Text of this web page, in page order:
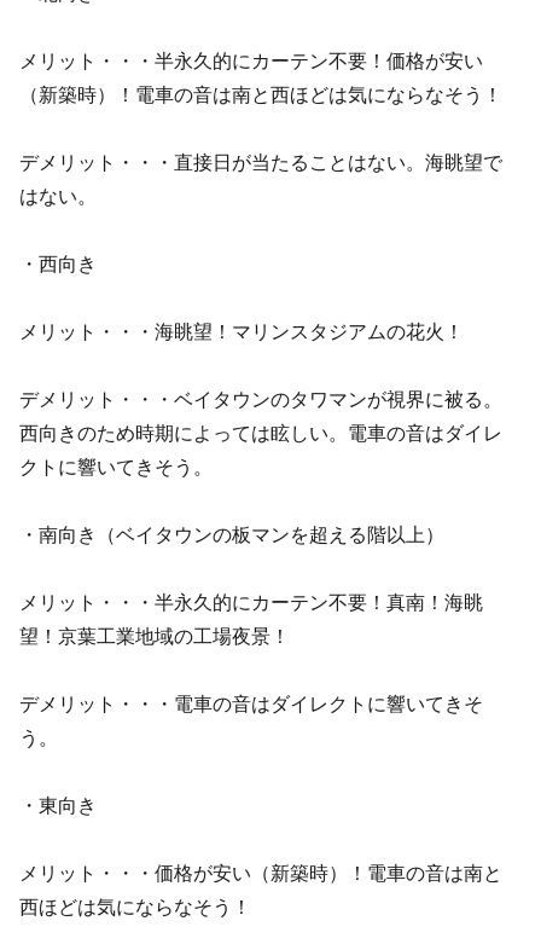
メリット・・・半永久的にカーテン不要！価格が安い
（新築時）！電車の音は南と西ほどは気にならなそう！
デメリット・・・直接日が当たることはない。海眺望で
はない。
・西向き
メリット・・・海眺望！マリンスタジアムの花火！
デメリット・・・ベイタウンのタワマンが視界に被る。
西向きのため時期によっては眩しい。電車の音はダイレ
クトに響いてきそう。
・南向き（ベイタウンの板マンを超える階以上）
メリット・・・半永久的にカーテン不要！真南！海眺
望！京葉工業地域の工場夜景！
デメリット・・・電車の音はダイレクトに響いてきそ
う。
・東向き
メリット・・・価格が安い（新築時）！電車の音は南と
西ほどは気にならなそう！